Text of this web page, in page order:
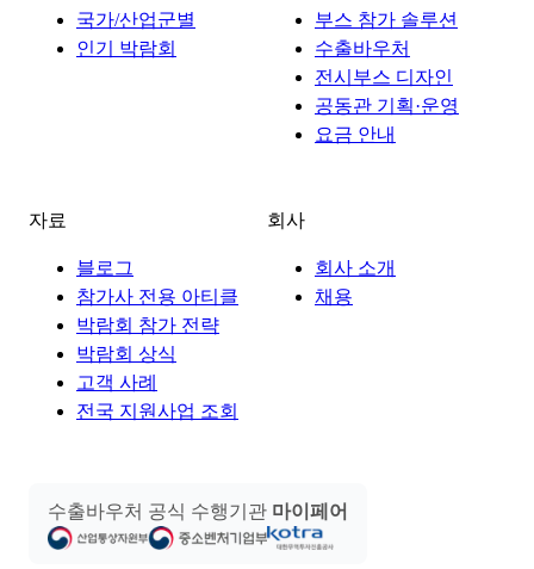
국가/산업군별
인기 박람회
부스 참가 솔루션
수출바우처
전시부스 디자인
공동관 기획·운영
요금 안내
자료
블로그
참가사 전용 아티클
박람회 참가 전략
박람회 상식
고객 사례
전국 지원사업 조회
회사
회사 소개
채용
수출바우처 공식 수행기관 마이페어